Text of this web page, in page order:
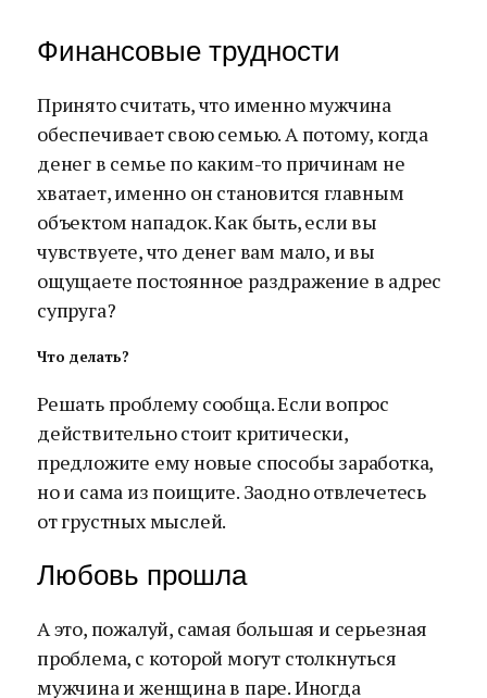
Финансовые трудности
Принято считать, что именно мужчина
обеспечивает свою семью. А потому, когда
денег в семье по каким-то причинам не
хватает, именно он становится главным
объектом нападок. Как быть, если вы
чувствуете, что денег вам мало, и вы
ощущаете постоянное раздражение в адрес
супруга?
Что делать?
Решать проблему сообща. Если вопрос
действительно стоит критически,
предложите ему новые способы заработка,
но и сама из поищите. Заодно отвлечетесь
от грустных мыслей.
Любовь прошла
А это, пожалуй, самая большая и серьезная
проблема, с которой могут столкнуться
мужчина и женщина в паре. Иногда